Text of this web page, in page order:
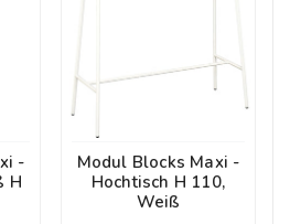
-
H
Modul Blocks Maxi -
Hochtisch H 110,
Weiß